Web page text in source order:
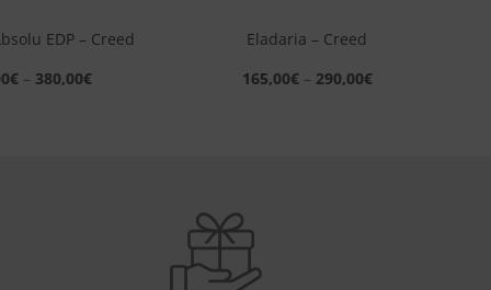
EDP – Creed
€– 380,00€
Eladaria – Creed
165,00€– 290,00€